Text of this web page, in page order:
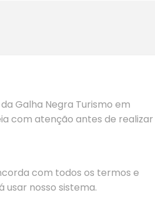
Galha Negra Turismo em
com atenção antes de realizar
com todos os termos e
nosso sistema.